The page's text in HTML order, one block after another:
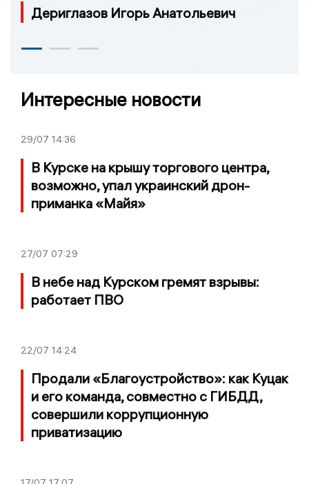
Дериглазов Игорь Анатольевич
Интересные новости
29/07 14:36
В Курске на крышу торгового центра,
возможно, упал украинский дрон-
приманка «Майя»
27/07 07:29
В небе над Курском гремят взрывы:
работает ПВО
22/07 14:24
Продали «Благоустройство»: как Куцак
и его команда, совместно с ГИБДД,
совершили коррупционную
приватизацию